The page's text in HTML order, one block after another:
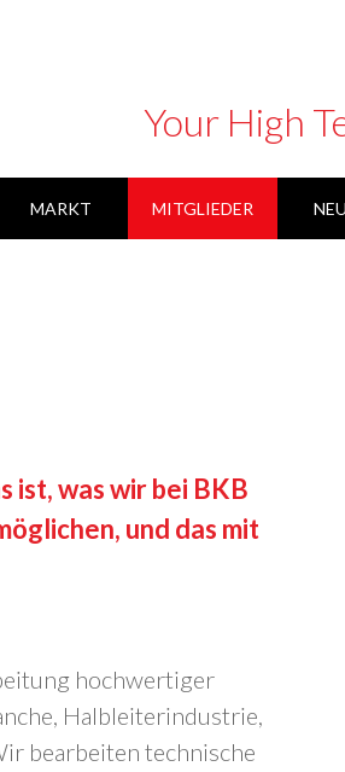
Your High
MARKT MITGLIEDER
ist, was wir bei BKB
und das mit
hochwertiger
Halbleiterindustrie,
bearbeiten technische